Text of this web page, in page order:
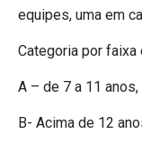
equipes, uma em
Categoria por faixa
A – de 7 a 11
B- Acima de 12